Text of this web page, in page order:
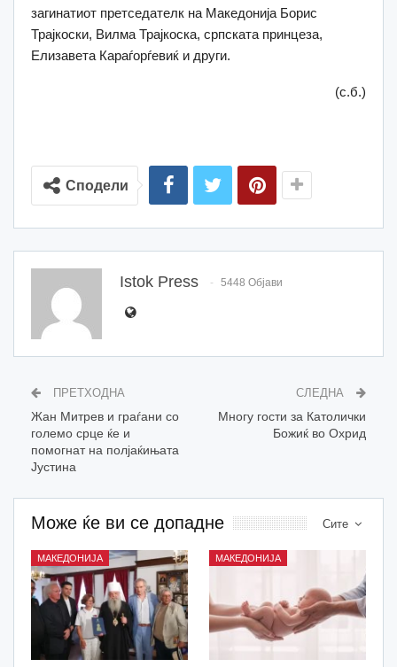
загинатиот претседателк на Македонија Борис
Трајкоски, Вилма Трајкоска, српската принцеза,
Елизавета Караѓорѓевиќ и други.
(с.б.)
Сподели
Istok Press 5448 Објави
ПРЕТХОДНА
Жан Митрев и граѓани со
големо срце ќе и
помогнат на полјаќињата
Јустина
СЛЕДНА
Многу гости за Католички
Божиќ во Охрид
Сите
Може ќе ви се допадне
МАКЕДОНИЈА МАКЕДОНИЈА